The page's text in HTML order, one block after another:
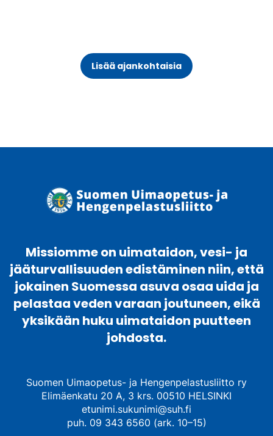
Lisää ajankohtaisia
Missiomme on uimataidon, vesi- ja
jääturvallisuuden edistäminen niin, että
jokainen Suomessa asuva osaa uida ja
pelastaa veden varaan joutuneen, eikä
yksikään huku uimataidon puutteen
johdosta.
Suomen Uimaopetus- ja Hengenpelastusliitto ry
Elimäenkatu 20 A, 3 krs. 00510 HELSINKI
etunimi.sukunimi@suh.fi
puh. 09 343 6560 (ark. 10–15)